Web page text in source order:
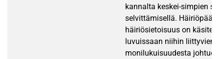
kannalta keskei-simpien
selvittämisellä.
häiriösietoisuus on
luvuissaan niihin liittyvien
monilukuisuudesta